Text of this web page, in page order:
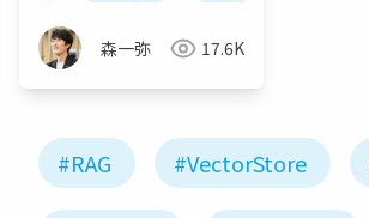
森一弥 17.6K
#RAG #VectorStore